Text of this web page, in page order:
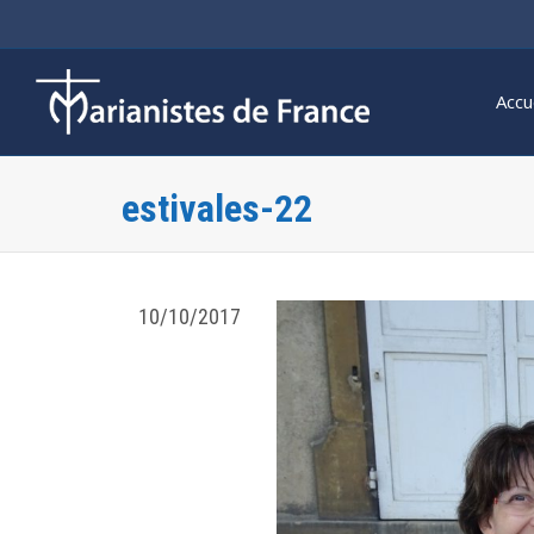
estivales-22
10/10/2017